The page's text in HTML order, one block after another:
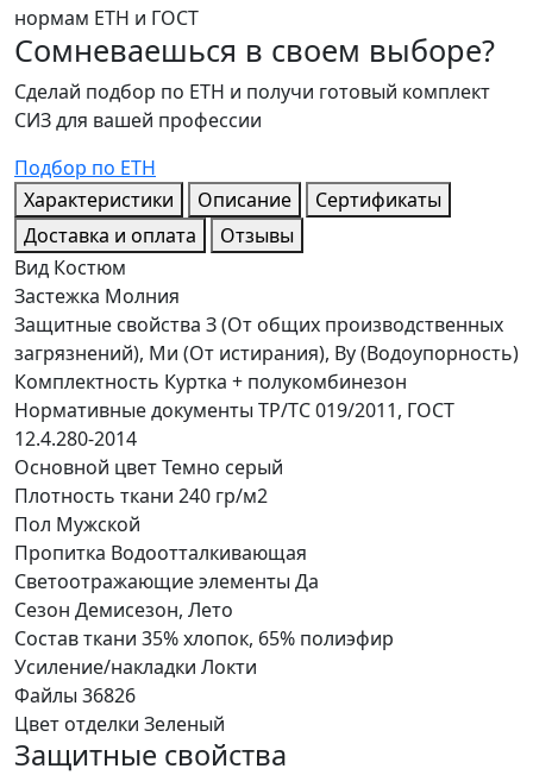
нормам ЕТН и ГОСТ
Сомневаешься в своем выборе?
Сделай подбор по ЕТН и получи готовый комплект
СИЗ для вашей профессии
Подбор по ЕТН
Характеристики
Описание
Сертификаты
Доставка и оплата
Отзывы
Вид Костюм
Застежка Молния
Защитные свойства З (От общих производственных
загрязнений), Ми (От истирания), Ву (Водоупорность)
Комплектность Куртка + полукомбинезон
Нормативные документы ТР/ТС 019/2011, ГОСТ
12.4.280-2014
Основной цветТемно серый
Плотность ткани 240 гр/м2
Пол Мужской
Пропитка Водоотталкивающая
Светоотражающие элементы Да
Сезон Демисезон, Лето
Состав ткани 35% хлопок, 65% полиэфир
Усиление/накладки Локти
Файлы 36826
Цвет отделки Зеленый
Защитные свойства